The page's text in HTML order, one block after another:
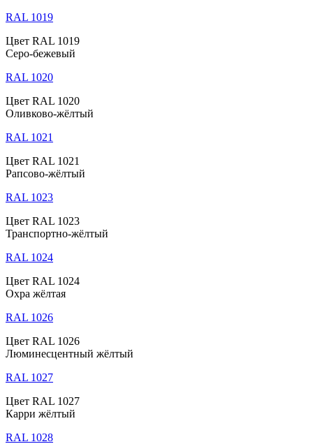
RAL 1019
Цвет RAL 1019
Серо-бежевый
RAL 1020
Цвет RAL 1020
Оливково-жёлтый
RAL 1021
Цвет RAL 1021
Рапсово-жёлтый
RAL 1023
Цвет RAL 1023
Транспортно-жёлтый
RAL 1024
Цвет RAL 1024
Охра жёлтая
RAL 1026
Цвет RAL 1026
Люминесцентный жёлтый
RAL 1027
Цвет RAL 1027
Карри жёлтый
RAL 1028